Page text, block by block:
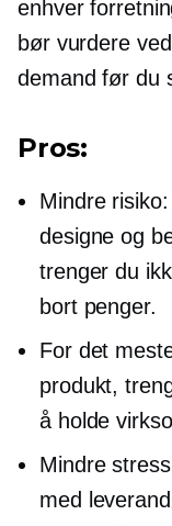
enhver
bør vurdere
demand før du
Pros:
Mindre
designe og
trenger du
bort penger.
For det
produkt,
å holde
Mindre
med